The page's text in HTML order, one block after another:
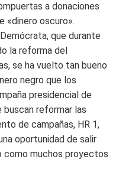
a donaciones
«dinero oscuro».
que durante
la reforma del
se ha vuelto tan bueno
negro que los
presidencial de
reformar las
de campañas, HR 1,
oportunidad de salir
como muchos proyectos